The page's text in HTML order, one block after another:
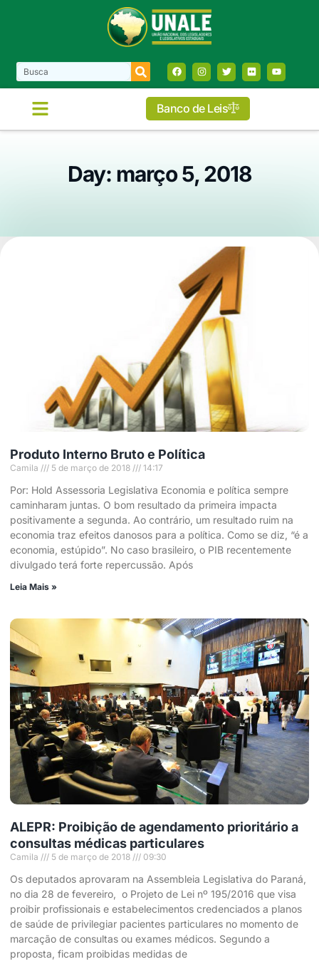
Banco de Leis
Day: março 5, 2018
Produto Interno Bruto e Política
Camila 5 de março de 2018 14:17
Por: Hold Assessoria Legislativa Economia e política sempre
caminharam juntas. O bom resultado da primeira impacta
positivamente a segunda. Ao contrário, um resultado ruim na
economia traz efeitos danosos para a política. Como se diz, “é a
economia, estúpido”. No caso brasileiro, o PIB recentemente
divulgado terá forte repercussão. Após
Leia Mais »
ALEPR: Proibição de agendamento prioritário a
consultas médicas particulares
Camila 5 de março de 2018 09:30
Os deputados aprovaram na Assembleia Legislativa do Paraná,
no dia 28 de fevereiro, o Projeto de Lei nº 195/2016 que visa
proibir profissionais e estabelecimentos credenciados a planos
de saúde de privilegiar pacientes particulares no momento de
marcação de consultas ou exames médicos. Segundo a
proposta, ficam proibidas medidas de